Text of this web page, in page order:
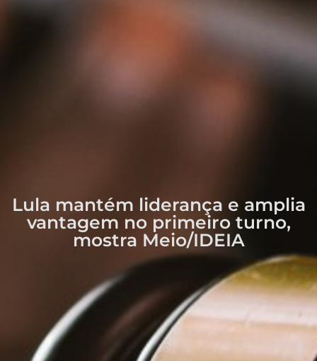
Lula mantém liderança e amplia
vantagem no primeiro turno,
mostra Meio/IDEIA